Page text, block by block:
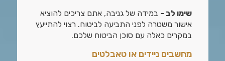
שימו לב - במידה של גניבה, אתם צריכים להוציא
אישור משטרה לפני התביעה לביטוח. רצוי להתייעץ
במקרים כאלה עם סוכן הביטוח שלכם.
מחשבים ניידים או טאבלטים